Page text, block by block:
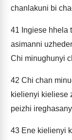
chanlakuni bi
41 Ingiese hhela
asimanni
Chi minughunyi
42 Chi chan
kielienyi kieliese
peizhi
43 Ene kielienyi